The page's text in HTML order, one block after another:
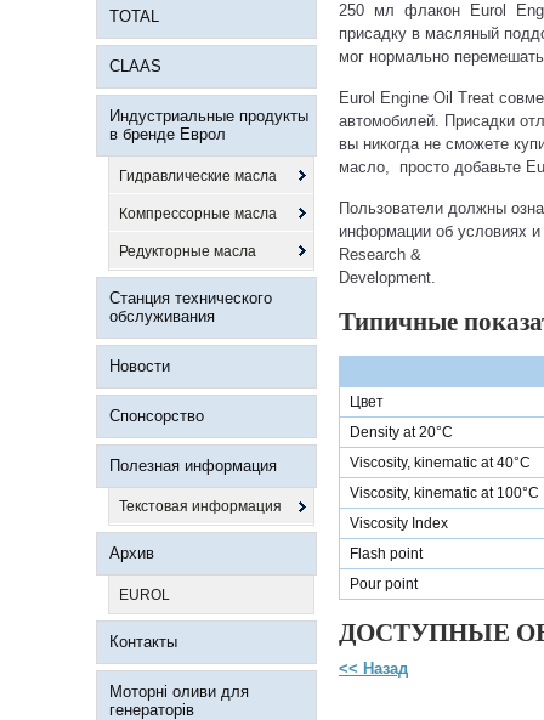
TOTAL
CLAAS
Индустриальные продукты
в бренде Еврол
Гидравлические масла
Компрессорные масла
Редукторные масла
Станция технического
обслуживания
Новости
Спонсорство
Полезная информация
Текстовая информация
Архив
EUROL
Контакты
Моторні оливи для
генераторів
250 мл флакон Eurol
присадку в масляный
мог нормально
Eurol Engine Oil Treat
автомобилей. Присадки
вы никогда не сможете
масло, просто добавьте
Пользователи должны
информации об условиях
Research &
Development.
Типичные
Цвет
Density at 20°C
Viscosity, kinematic at 40°C
Viscosity, kinematic at 100°C
Viscosity Index
Flash point
Pour point
ДОСТУПНЫЕ
<< Назад